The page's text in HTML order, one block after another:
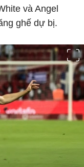
và Angel
ghế dự bị.